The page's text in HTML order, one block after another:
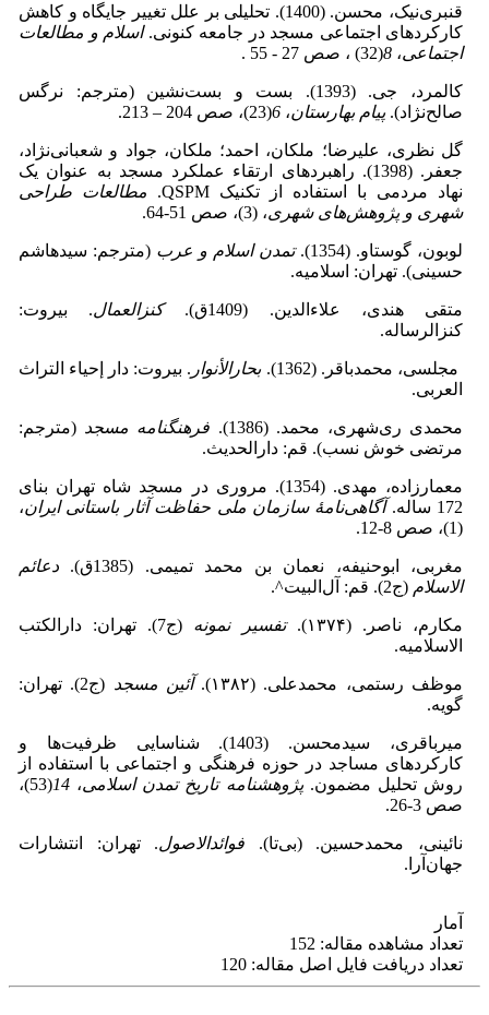
قنبری‌نیک، محسن. (1400). تحلیلی بر علل تغییر جایگاه و کاهش
کارکردهای اجتماعی مسجد در جامعه کنونی.اسلام و مطالعات
اجتماعی، 8(32) ، صص 27 - 55 .
کالمرد، جی. (1393). بست و بست‌نشین (مترجم: نرگس
صالح‌نژاد).پیام بهارستان، 6(23)، صص 204 – 213.
گل نظری، علیرضا؛ ملکان، احمد؛ ملکان، جواد و شعبانی‌نژاد،
جعفر. (1398). راهبردهای ارتقاء عملکرد مسجد به عنوان یک
نهاد مردمی با استفاده از تکنیک QSPM.
مطالعات طراحی
شهری و پژوهش‌های شهری، (3)، صص 51-64.
لوبون، گوستاو. (1354). تمدن اسلام و عرب (مترجم: سیدهاشم
حسینى). تهران: اسلامیه.
متقی هندی، علاءالدین. (1409ق). کنزالعمال. بیروت:
کنزالرساله.
مجلسی، محمدباقر. (1362). بحارالأنوار . بیروت: دار إحیاء التراث
العربی.
محمدی ری‌شهری، محمد. (1386). فرهنگنامه مسجد (مترجم:
مرتضی خوش نسب). قم: دارالحدیث.
معمارزاده، مهدی. (1354). مروری در مسجد شاه تهران بنای
172 ساله.
آگاهی‌نامۀ سازمان ملی حفاظت آثار باستانی ایران،
(1)، صص 8-12.
مغربى، ابوحنیفه، نعمان بن محمد تمیمی. (1385ق).
دعائم
الاسلام (ج2). قم: آل‌البیت^.
مکارم، ناصر. (۱۳۷۴). تفسیر نمونه
(ج7). تهران: دارالکتب
الاسلامیه.
موظف رستمی، محمدعلی. (۱۳۸۲). آئین مسجد
(ج2). تهران:
گویه.
میرباقری، سیدمحسن. (1403). شناسایی ظرفیت‌ها و
کارکردهای مساجد در حوزه فرهنگی و اجتماعی با استفاده از
روش تحلیل مضمون.پژوهشنامه تاریخ تمدن اسلامی، 14
(53)،
صص 3-26.
نائینی، محمدحسین. (بی‌تا). فوائدالاصول. تهران: انتشارات
جهان‌آرا.
آمار
تعداد مشاهده مقاله: 152
تعداد دریافت فایل اصل مقاله: 120